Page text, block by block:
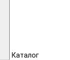
Каталог